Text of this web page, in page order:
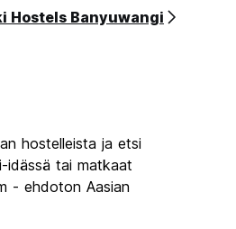
Hostels Banyuwangi
hostelleista ja etsi
idässä tai matkaat
- ehdoton Aasian